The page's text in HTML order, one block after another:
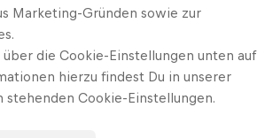
Events, Bike-Guides für …
Marketing-Gründen sowie zur
die Cookie-Einstellungen unten auf
hierzu findest Du in unserer
stehenden Cookie-Einstellungen.